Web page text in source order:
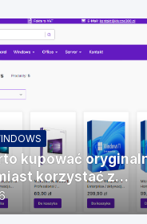
kupować
korzystać z
źródeł?